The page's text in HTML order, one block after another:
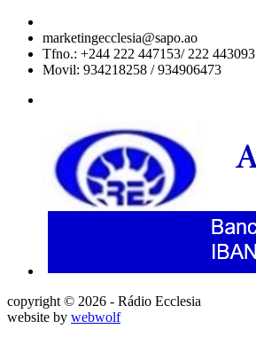
marketingecclesia@sapo.ao
Tfno.: +244 222 447153/ 222 443093
Movil: 934218258 / 934906473
copyright © 2026 - Rádio Ecclesia
website by webwolf